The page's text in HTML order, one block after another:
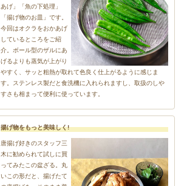
あげ」「魚の下処理」
「揚げ物のお皿」です。
今回はオクラをおかあげ
しているところをご紹
介。ボール型のザルにあ
げるよりも蒸気が上がり
やすく、サッと粗熱が取れて色良く仕上がるように感じま
す。ステンレス製だと食洗機に入れられますし、取扱のしや
すさも相まって便利に使っています。
揚げ物をもっと美味しく!
唐揚げ好きのスタッフ三
木に勧められて試しに買
ってみたこの盆ざる。丸
いこの形だと、揚げたて